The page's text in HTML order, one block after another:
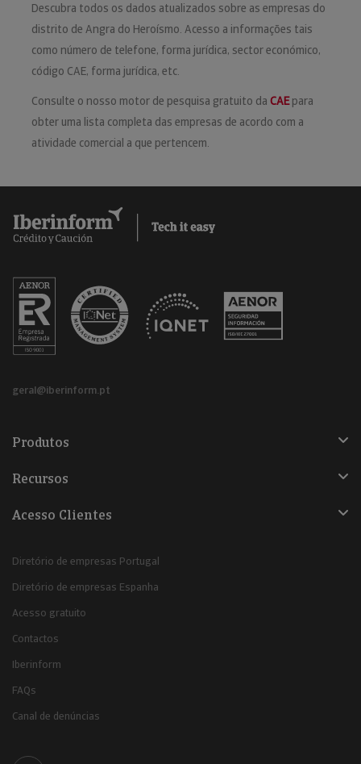
Descubra todos os dados atualizados sobre as empresas do
distrito de Angra do Heroísmo. Acesso a informações tais
como número de telefone, forma jurídica, sector económico,
código CAE, forma jurídica, etc.
Consulte o nosso motor de pesquisa gratuito da CAEpara
obter uma lista completa das empresas de acordo com a
atividade comercial a que pertencem.
geral@iberinform.pt
Produtos
Recursos
Acesso Clientes
Diretório de empresas Portugal
Diretório de empresas Espanha
Acesso gratuito
Contactos
Iberinform
FAQs
Canal de denúncias